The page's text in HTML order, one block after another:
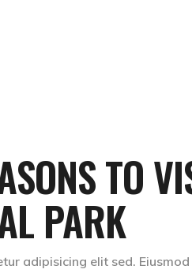
TO
PARK
adipisicing elit sed.